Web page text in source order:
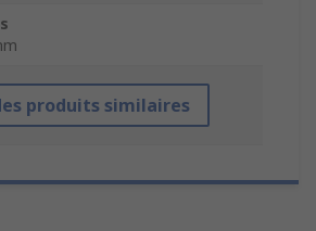
produits similaires